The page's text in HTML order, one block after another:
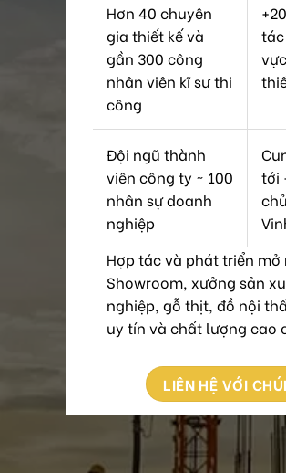
Hơn 40 chuyên
gia thiết kế và
gần 300 công
nhân viên kĩ sư thi
công
Đội ngũ thành
viên công ty ~ 100
nhân sự doanh
nghiệp
tới
Hợp tác và phát triển
Showroom, xưởng sản
nghiệp, gỗ thịt, đồ nội
uy tín và chất lượng cao
LIÊN HỆ VỚI